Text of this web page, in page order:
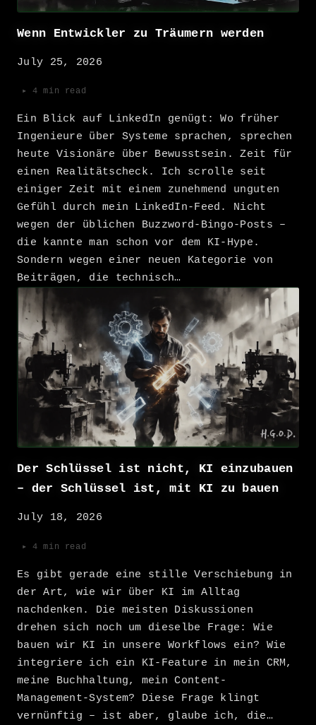
Wenn Entwickler zu Träumern werden
July 25, 2026
▸ 4 min read
Ein Blick auf LinkedIn genügt: Wo früher
Ingenieure über Systeme sprachen, sprechen
heute Visionäre über Bewusstsein. Zeit für
einen Realitätscheck. Ich scrolle seit
einiger Zeit mit einem zunehmend unguten
Gefühl durch mein LinkedIn-Feed. Nicht
wegen der üblichen Buzzword-Bingo-Posts –
die kannte man schon vor dem KI-Hype.
Sondern wegen einer neuen Kategorie von
Beiträgen, die technisch…
Der Schlüssel ist nicht, KI einzubauen
– der Schlüssel ist, mit KI zu bauen
July 18, 2026
▸ 4 min read
Es gibt gerade eine stille Verschiebung in
der Art, wie wir über KI im Alltag
nachdenken. Die meisten Diskussionen
drehen sich noch um dieselbe Frage: Wie
bauen wir KI in unsere Workflows ein? Wie
integriere ich ein KI-Feature in mein CRM,
meine Buchhaltung, mein Content-
Management-System? Diese Frage klingt
vernünftig – ist aber, glaube ich, die…